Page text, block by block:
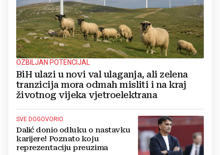
OZBILJAN POTENCIJAL
BiH ulazi u novi val ulaganja, ali zelena
tranzicija mora odmah misliti i na kraj
životnog vijeka vjetroelektrana
SVE DOGOVORIO
Dalić donio odluku o nastavku
karijere! Poznato koju
reprezentaciju preuzima